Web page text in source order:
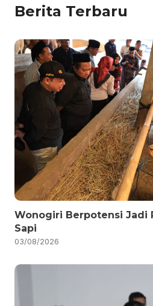
Berita Terbaru
Wonogiri Berpotensi Jadi
Sapi
03/08/2026